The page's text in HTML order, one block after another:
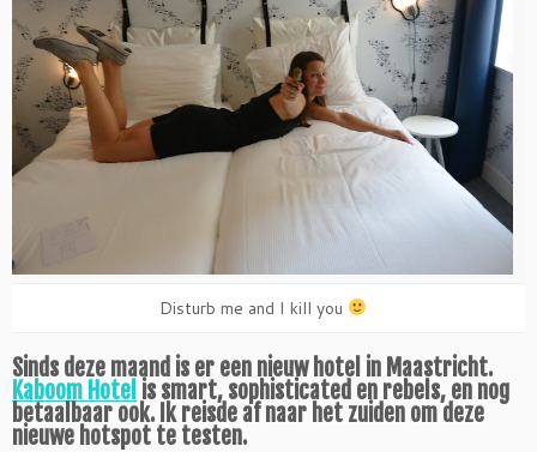
Disturb me and I kill you
Sinds deze maand is er een nieuw hotel in Maastricht.
Kaboom Hotel is smart, sophisticated en rebels, en nog
betaalbaar ook. Ik reisde af naar het zuiden om deze
nieuwe hotspot te testen.